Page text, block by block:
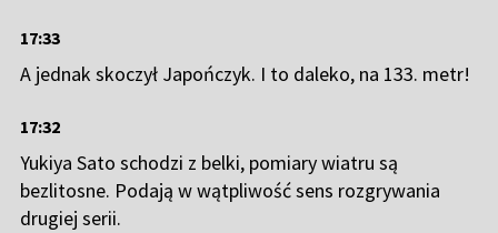
17:33
A jednak skoczył Japończyk. I to daleko, na 133. metr!
17:32
Yukiya Sato schodzi z belki, pomiary wiatru są
bezlitosne. Podają w wątpliwość sens rozgrywania
drugiej serii.